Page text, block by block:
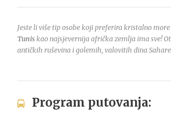
Jeste li više tip osobe koji preferira kristalno
Tuniskao najsjevernija afrička zemlja ima sve!
antičkih ruševina i golemih, valovitih dina
Program putovanja: